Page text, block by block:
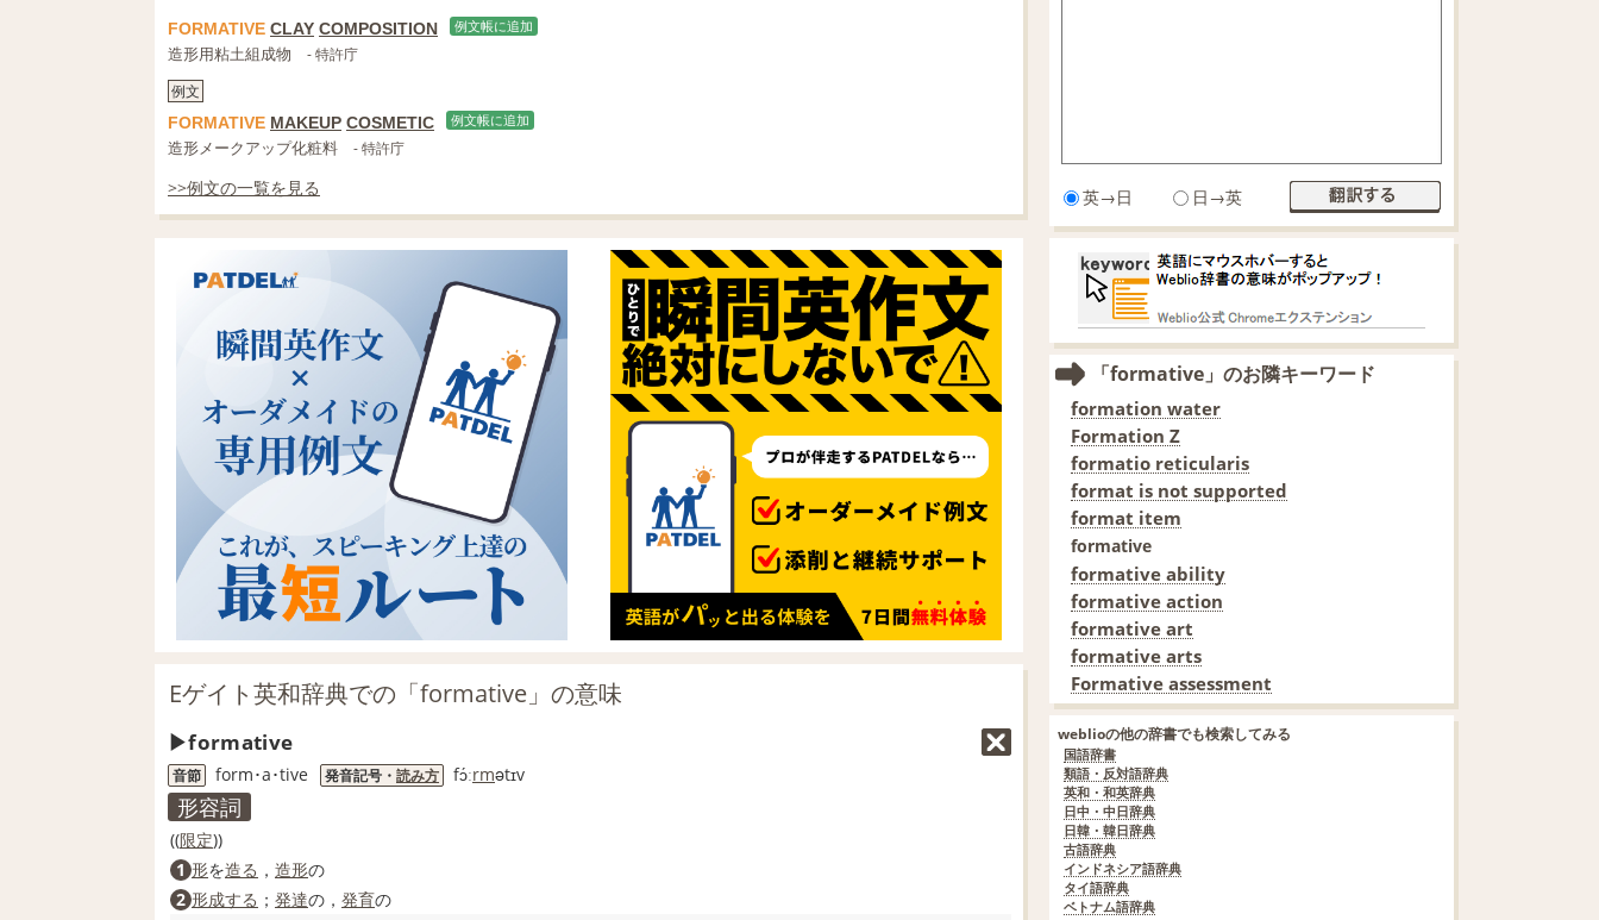
FORMATIVE CLAY COMPOSITION 例文帳に追加
造形用粘土組成物
- 特許庁
例文
FORMATIVE MAKEUP COSMETIC 例文帳に追加
造形メークアップ化粧料 - 特許庁
>>例文の一覧を見る
Eゲイト英和辞典での「formative」の意味
formative
音節 form･a･tive 発音記号・ 読み方 fɔ́ːrmətɪv
形容詞
((限定))
1 形を造る ， 造形の
2 形成する ； 発達の， 発育の
英→日 日→英
「formative」のお隣キーワード
formation water
Formation Z
formatio reticularis
format is not supported
format item
formative
formative ability
formative action
formative art
formative arts
Formative assessment
weblioの他の辞書でも検索してみる
国語辞書
類語・反対語辞典
英和・和英辞典
日中・中日辞典
日韓・韓日辞典
古語辞典
インドネシア語辞典
タイ語辞典
ベトナム語辞典